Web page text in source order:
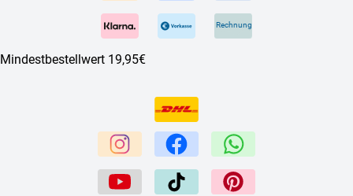
Rechnung
Mindestbestellwert 19,95€